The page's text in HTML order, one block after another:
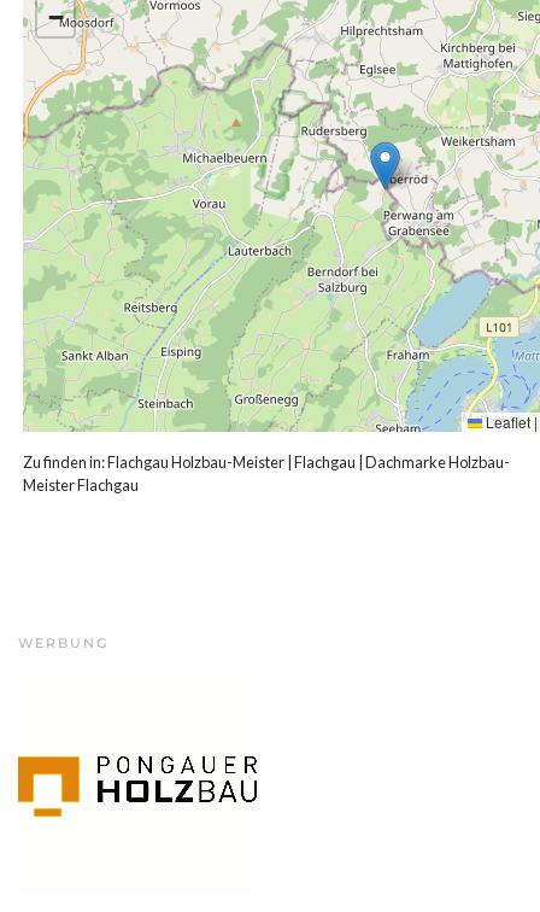
−
Leaflet |
Zu finden in:Flachgau Holzbau-Meister Flachgau Dachmarke Holzbau-
Meister Flachgau
WERBUNG